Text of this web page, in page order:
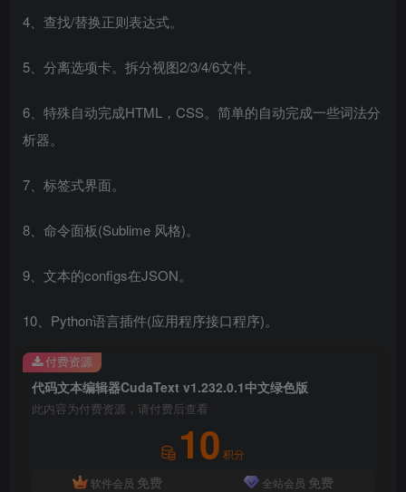
4、查找/替换正则表达式。
5、分离选项卡。拆分视图2/3/4/6文件。
6、特殊自动完成HTML，CSS。简单的自动完成一些词法分
析器。
7、标签式界面。
8、命令面板(Sublime 风格)。
9、文本的configs在JSON。
10、Python语言插件(应用程序接口程序)。
代码文本编辑器CudaText v1.232.0.1中文绿色版
此内容为付费资源，请付费后查看
10 积分
软件会员 免费 全站会员 免费
付费资源